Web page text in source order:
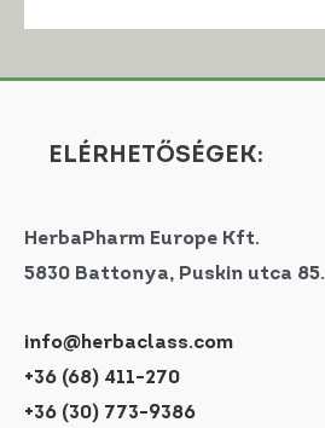
ELÉRHETŐSÉGEK:
HerbaPharm Europe Kft.
5830 Battonya, Puskin utca 85.
info@herbaclass.com
+36 (68) 411-270
+36 (30) 773-9386